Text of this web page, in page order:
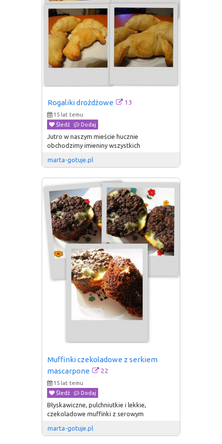
Rogaliki drożdżowe 13
15 lat temu
Śledź
Dodaj
Jutro w naszym mieście hucznie
obchodzimy imieniny wszystkich
marta-gotuje.pl
Muffinki czekoladowe z serkiem
mascarpone
22
15 lat temu
Śledź
Dodaj
Błyskawiczne, pulchniutkie i lekkie,
czekoladowe muffinki z serowym
marta-gotuje.pl